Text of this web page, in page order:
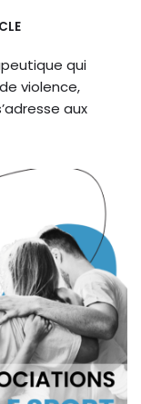
qui
violence,
aux